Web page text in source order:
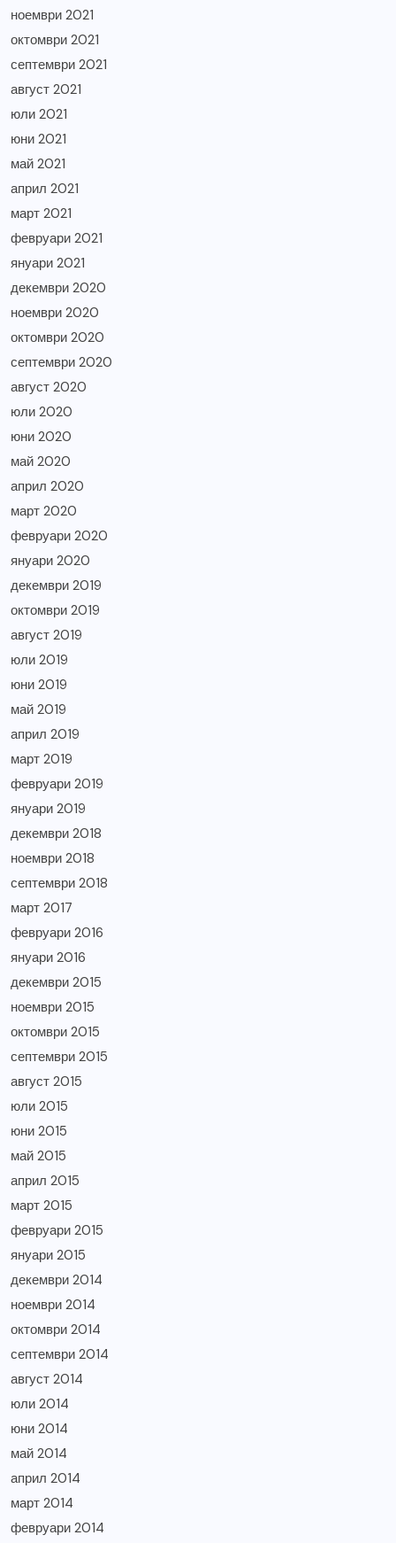
ноември 2021
октомври 2021
септември 2021
август 2021
юли 2021
юни 2021
май 2021
април 2021
март 2021
февруари 2021
януари 2021
декември 2020
ноември 2020
октомври 2020
септември 2020
август 2020
юли 2020
юни 2020
май 2020
април 2020
март 2020
февруари 2020
януари 2020
декември 2019
октомври 2019
август 2019
юли 2019
юни 2019
май 2019
април 2019
март 2019
февруари 2019
януари 2019
декември 2018
ноември 2018
септември 2018
март 2017
февруари 2016
януари 2016
декември 2015
ноември 2015
октомври 2015
септември 2015
август 2015
юли 2015
юни 2015
май 2015
април 2015
март 2015
февруари 2015
януари 2015
декември 2014
ноември 2014
октомври 2014
септември 2014
август 2014
юли 2014
юни 2014
май 2014
април 2014
март 2014
февруари 2014